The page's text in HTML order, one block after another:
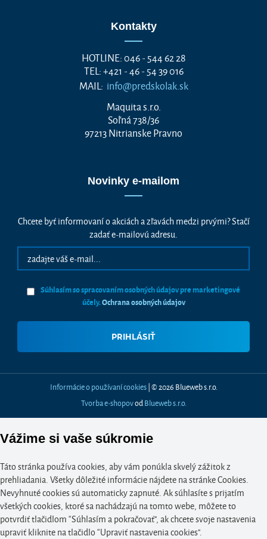
Kontakty
HOTLINE: 046 - 544 62 28
TEL: +421 - 46 - 54 39 016
MAIL: info@predskolak.sk
Maquita s.r.o.
Soľná 738/36
97213 Nitrianske Pravno
Novinky e-mailom
Chcete byť informovaní o akciách a zľavách medzi prvými? Stačí
zadať e-mailovú adresu.
Súhlasím so spracovaním osobných údajov pre marketingové
účely.Ochrana osobných údajov
Informácie o používaní cookies| © 2026 Blueweb s.r.o.
Tvorba e-shopovod Blueweb s.r.o.
Vážime si vaše súkromie
Táto stránka používa cookies, aby vám ponúkla skvelý zážitok z
prehliadania. Všetky dôležité informácie nájdete na stránke Cookies.
Nevyhnuté cookies sú automaticky zapnuté. Ak súhlasíte s prijatím
všetkých cookies, ktoré sa nachádzajú na tomto webe, môžete to
potvrdiť tlačidlom “Súhlasím a pokračovať", ak chcete svoje nastavenia
upraviť kliknite na tlačidlo “Upraviť nastavenia cookies".